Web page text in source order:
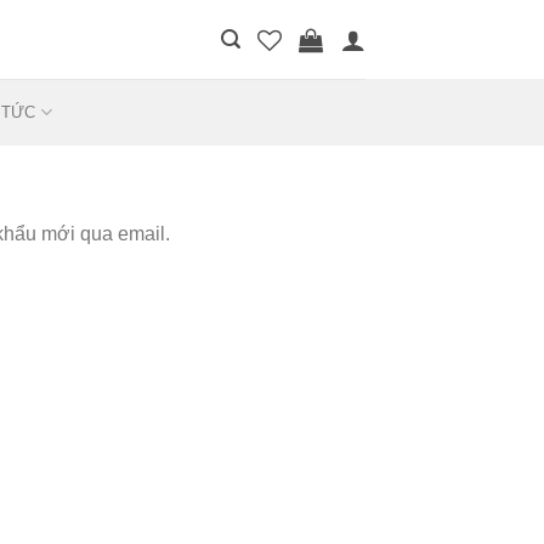
mới qua email.